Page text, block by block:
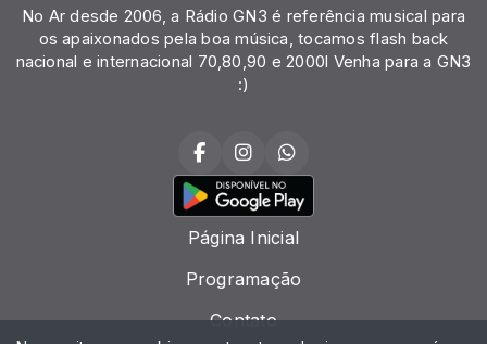
No Ar desde 2006, a Rádio GN3 é referência musical para
os apaixonados pela boa música, tocamos flash back
nacional e internacional 70,80,90 e 2000l Venha para a GN3
:)
Página Inicial
Programação
Contato